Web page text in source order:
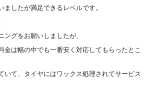
したが満足できるレベルです。
グをお願いしましたが、
は幅の中でも一番安く対応してもらったとこ
いて、タイヤにはワックス処理されてサービス